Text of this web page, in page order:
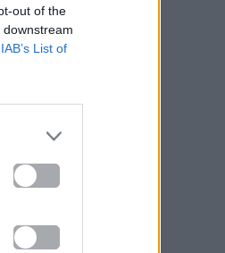
out of the
IAB’s List of